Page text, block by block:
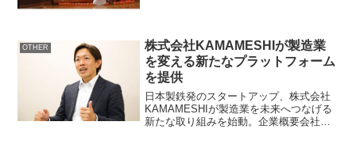
OTHER
株式会社KAMAMESHIが製造業
を変える新たなプラットフォーム
を提供
日本製鉄発のスタートアップ、株式会社
KAMAMESHIが製造業を未来へつなげる
新たな取り組みを始動。企業概要会社